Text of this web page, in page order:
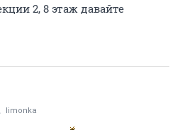
2, 8 этаж давайте
limonka